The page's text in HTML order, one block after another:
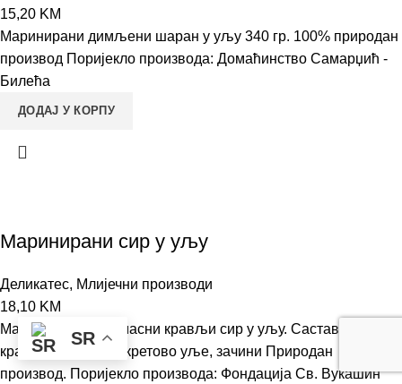
15,20 KM
Маринирани димљени шаран у уљу 340 гр. 100% природан
производ Поријекло производа: Домаћинство Самарџић -
Билећа
ДОДАЈ У КОРПУ
Маринирани сир у уљу
Деликатес, Млијечни производи
18,10 KM
Маринирани пуномасни крављи сир у уљу. Састав: суви
крављи сир, сунцокретово уље, зачини Природан
производ. Поријекло производа: Фондација Св. Вукашин
SR